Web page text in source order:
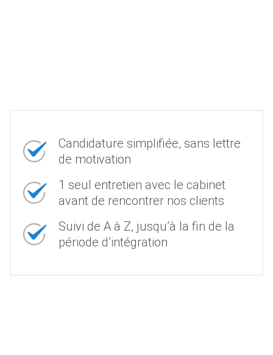
Candidature simplifiée, sans lettre
de motivation
1 seul entretien avec le cabinet
avant de rencontrer nos clients
Suivi de A à Z, jusqu’à la fin de la
période d’intégration